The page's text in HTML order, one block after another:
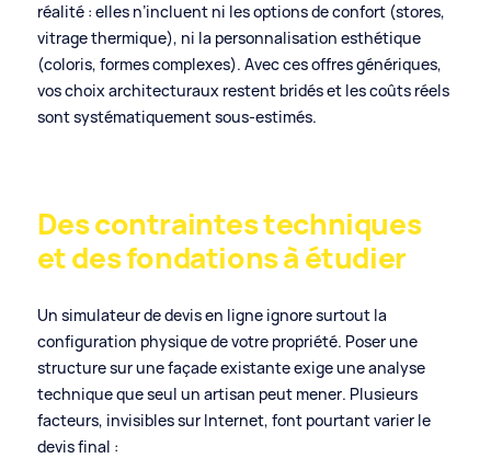
réalité : elles n’incluent ni les options de confort (stores,
vitrage thermique), ni la personnalisation esthétique
(coloris, formes complexes). Avec ces offres génériques,
vos choix architecturaux restent bridés et les coûts réels
sont systématiquement sous-estimés.
Des contraintes techniques
et des fondations à étudier
Un simulateur de devis en ligne ignore surtout la
configuration physique de votre propriété. Poser une
structure sur une façade existante exige une analyse
technique que seul un artisan peut mener. Plusieurs
facteurs, invisibles sur Internet, font pourtant varier le
devis final :